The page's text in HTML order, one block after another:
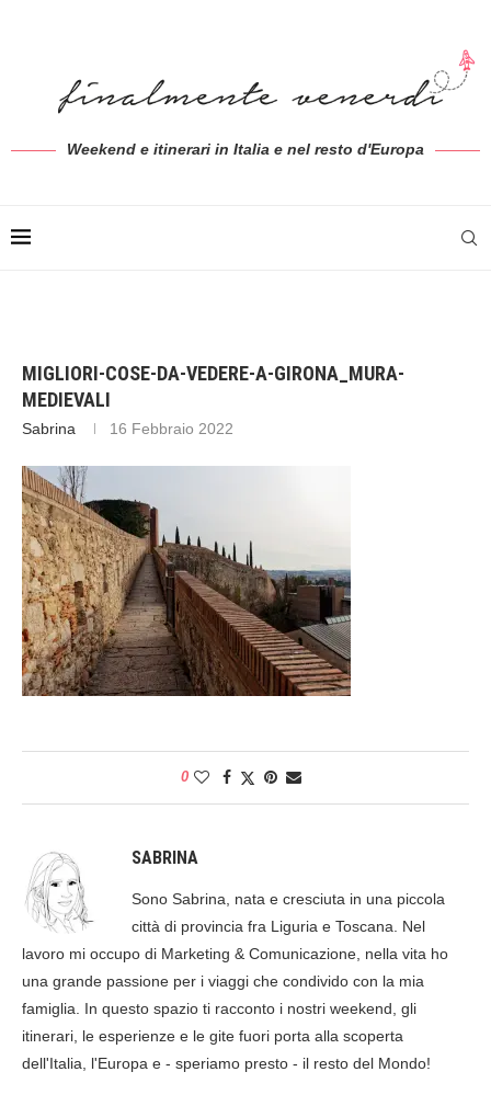
Weekend e itinerari in Italia e nel resto d'Europa
MIGLIORI-COSE-DA-VEDERE-A-GIRONA_MURA-
MEDIEVALI
Sabrina 16 Febbraio 2022
0
SABRINA
Sono Sabrina, nata e cresciuta in una piccola
città di provincia fra Liguria e Toscana. Nel
lavoro mi occupo di Marketing & Comunicazione, nella vita ho
una grande passione per i viaggi che condivido con la mia
famiglia. In questo spazio ti racconto i nostri weekend, gli
itinerari, le esperienze e le gite fuori porta alla scoperta
dell'Italia, l'Europa e - speriamo presto - il resto del Mondo!